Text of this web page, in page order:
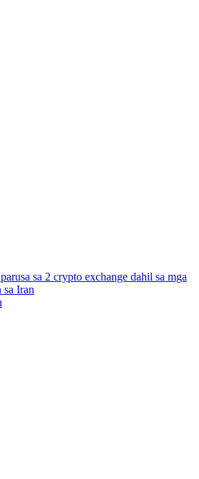
sa 2 crypto exchange dahil sa mga
sa Iran